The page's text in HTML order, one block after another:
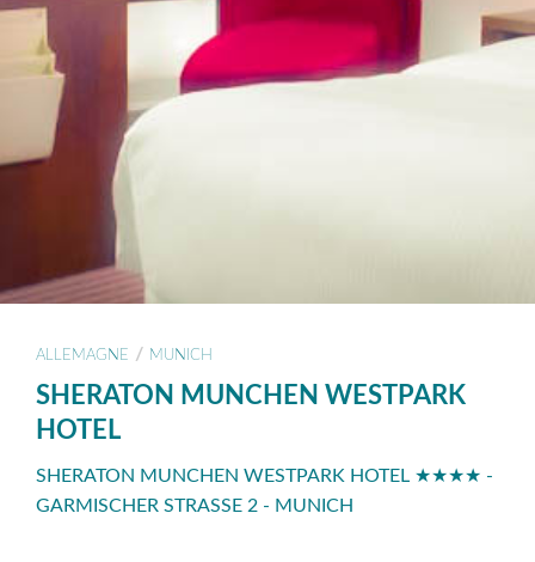
ALLEMAGNE / MUNICH
SHERATON MUNCHEN WESTPARK
HOTEL
SHERATON MUNCHEN WESTPARK HOTEL ★★★★ -
GARMISCHER STRASSE 2 - MUNICH